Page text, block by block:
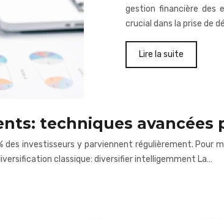
gestion financière des
crucial dans la prise de
Lire la suite
techniques
des investisseurs y parviennent régulièrement.
classique: diversifier intelligemment La…